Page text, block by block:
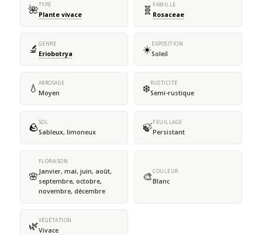
🌺TYPE
Plante vivace 🧬 FAMILLE
Rosaceae
🔬 GENRE
Eriobotrya ☀️EXPOSITION
Soleil
💧 ARROSAGE
Moyen ❄️RUSTICITÉ
Semi-rustique
🪨SOL
Sableux, limoneux 🍃FEUILLAGE
Persistant
🌸
FLORAISON
Janvier, mai, juin, août,
septembre, octobre,
novembre, décembre
🎨COULEUR
Blanc
🌿VÉGÉTATION
Vivace